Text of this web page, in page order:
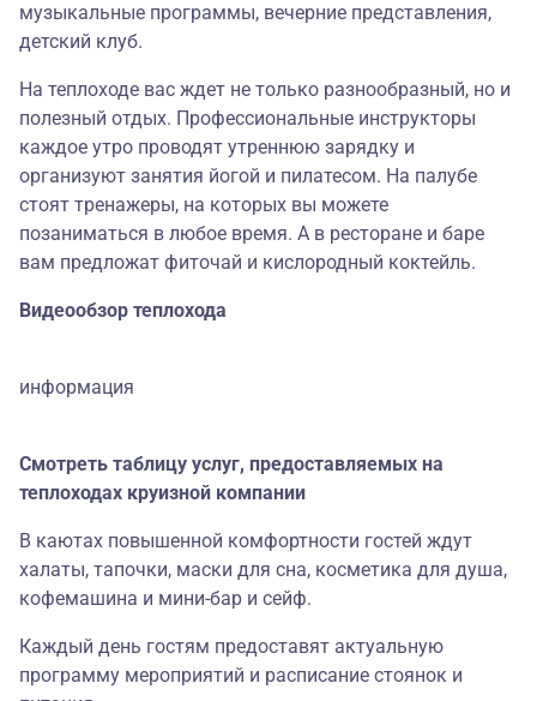
музыкальные программы, вечерние представления,
детский клуб.
На теплоходе вас ждет не только разнообразный, но и
полезный отдых. Профессиональные инструкторы
каждое утро проводят утреннюю зарядку и
организуют занятия йогой и пилатесом. На палубе
стоят тренажеры, на которых вы можете
позаниматься в любое время. А в ресторане и баре
вам предложат фиточай и кислородный коктейль.
Видеообзор теплохода
информация
Смотреть таблицу услуг, предоставляемых на
теплоходах круизной компании
В каютах повышенной комфортности гостей ждут
халаты, тапочки, маски для сна, косметика для душа,
кофемашина и мини-бар и сейф.
Каждый день гостям предоставят актуальную
программу мероприятий и расписание стоянок и